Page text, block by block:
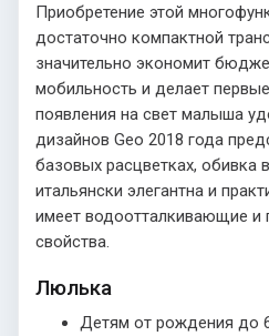
Приобретение этой
достаточно компактной
значительно экономит
мобильность и делает
появления на свет малыша
дизайнов Geo 2018 года
базовых расцветках, обивка
итальянски элегантна и
имеет водоотталкивающие и
свойства.
Люлька
Детям от рождения до